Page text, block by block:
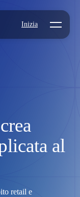
Inizia Open
al
retail e